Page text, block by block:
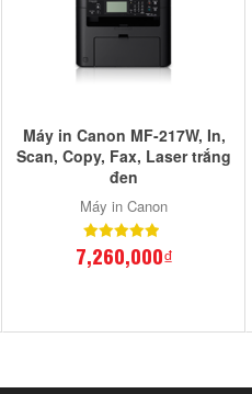
Máy in Canon MF-217W, In,
Scan, Copy, Fax, Laser trắng
đen
Máy in Canon
7,260,000₫